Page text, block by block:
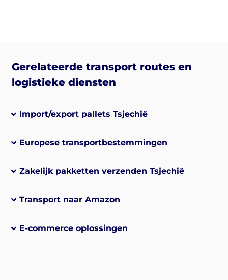
Gerelateerde transport routes en
logistieke diensten
Import/export pallets Tsjechië
Europese transportbestemmingen
Zakelijk pakketten verzenden Tsjechië
Transport naar Amazon
E-commerce oplossingen